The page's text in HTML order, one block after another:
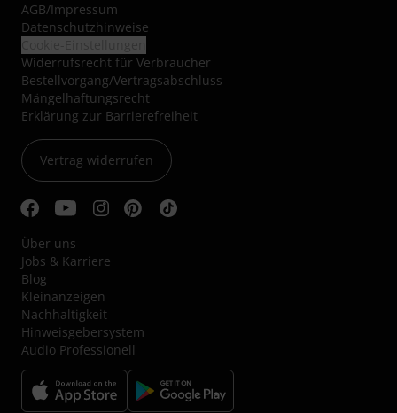
AGB/Impressum
Datenschutzhinweise
Widerrufsrecht für Verbraucher
Bestellvorgang/Vertragsabschluss
Mängelhaftungsrecht
Erklärung zur Barrierefreiheit
Vertrag widerrufen
Über uns
Jobs & Karriere
Blog
Kleinanzeigen
Nachhaltigkeit
Hinweisgebersystem
Audio Professionell